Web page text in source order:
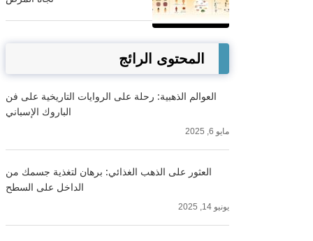
المحتوى الرائج
العوالم الذهبية: رحلة على الروايات التاريخية على فن
الباروك الإسباني
مايو 6, 2025
العثور على الذهب الغذائي: برهان لتغذية جسمك من
الداخل على السطح
يونيو 14, 2025